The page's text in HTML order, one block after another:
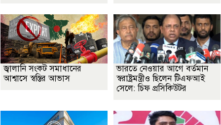
জ্বালানি সংকট সমাধানের
আশ্বাসে স্বস্তির আভাস
ভারতে নেওয়ার আগে বর্তমান
স্বরাষ্ট্রমন্ত্রীও ছিলেন টিএফআই
সেলে: চিফ প্রসিকিউটর